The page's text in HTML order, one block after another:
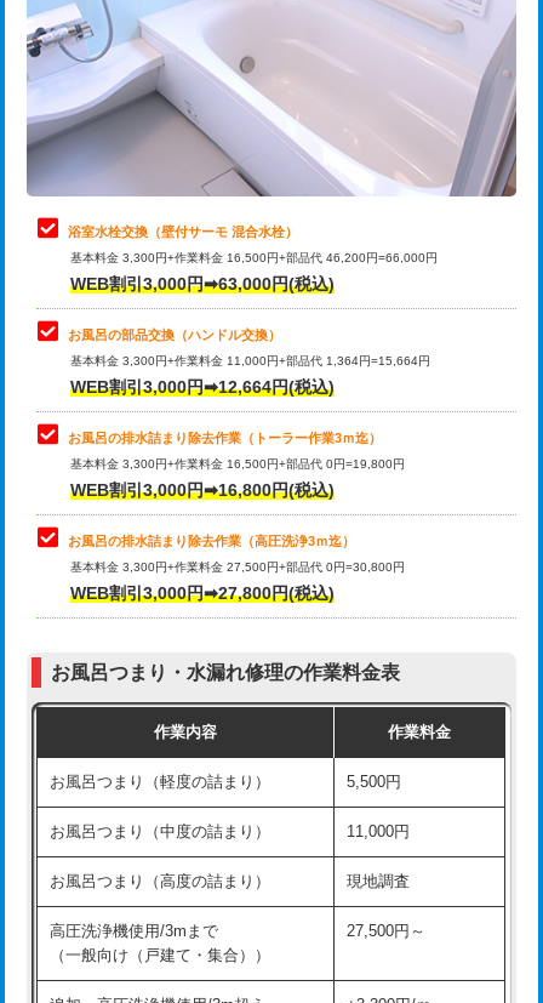
カメラ調査 33,000円
桝清掃 8,800円
止水・漏水調査・防水処理・清掃・修
理・調整・分解・加工など（軽作業）
止水・漏水調査・防水処理・清掃・修
理・調整・分解・加工など（中作業）
22,000円
止水・漏水調査・防水処理・清掃・修
理・調整・分解・加工など（重作業）
33,000円
トイレタンク脱着
トイレ便器脱着
タンクレストイレ脱着 33,000円
小便器トイレ脱着
その他部品の脱着 8,800円～
交換・取付（タンク）
交換・取付（普通便座） 11,000円+材料費
交換・取付（温水洗浄便座） 16,500円+材料費
交換・取付(単水栓（壁付・デッキ
式）)
13,200円+材料費
交換・取付(混合水栓（壁付・デッキ
式・ワンホール）)
16,500円+材料費
交換・取付(排水栓・排水トラップ
（P/S/ポップアップ））
22,000円+材料費
浴室水栓交換（壁付サーモ 混合水栓）
基本料金 3,300円+作業料金 16,500円+部品代 46,200円=66,000円
WEB割引3,000円➡63,000円(税込)
お風呂の部品交換（ハンドル交換）
基本料金 3,300円+作業料金 11,000円+部品代 1,364円=15,664円
WEB割引3,000円➡12,664円(税込)
お風呂の排水詰まり除去作業（トーラー作業3ｍ迄）
基本料金 3,300円+作業料金 16,500円+部品代 0円=19,800円
WEB割引3,000円➡16,800円(税込)
お風呂の排水詰まり除去作業（高圧洗浄3ｍ迄）
基本料金 3,300円+作業料金 27,500円+部品代 0円=30,800円
WEB割引3,000円➡27,800円(税込)
お風呂つまり・水漏れ修理の作業料金表
作業内容 作業料金
お風呂つまり（軽度の詰まり） 5,500円
お風呂つまり（中度の詰まり） 11,000円
お風呂つまり（高度の詰まり） 現地調査
高圧洗浄機使用/3mまで
（一般向け（戸建て・集合））
27,500円～